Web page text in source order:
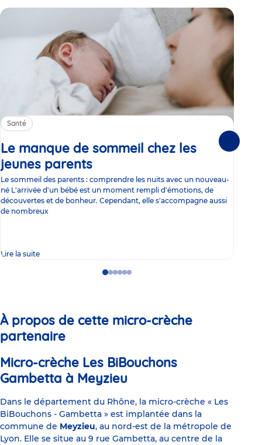
Santé
Le manque de sommeil chez les
jeunes parents
Le sommeil des parents : comprendre les nuits avec un nouveau-
né L'arrivée d'un bébé est un moment rempli d'émotions, de
découvertes et de bonheur. Cependant, elle s'accompagne aussi
de nombreux
Lire la suite
GoGoGoGo
GoGo
À propos de cette micro-crèche
partenaire
Micro-crèche Les BiBouchons
Gambetta à Meyzieu
Dans le département du Rhône, la micro-crèche « Les
BiBouchons - Gambetta » est implantée dans la
commune de Meyzieu, au nord-est de la métropole de
Lyon. Elle se situe au 9 rue Gambetta, au centre de la